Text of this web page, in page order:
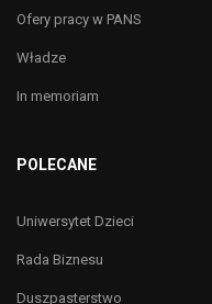
Ofery pracy w PANS
Władze
In memoriam
POLECANE
Uniwersytet Dzieci
Rada Biznesu
Duszpasterstwo